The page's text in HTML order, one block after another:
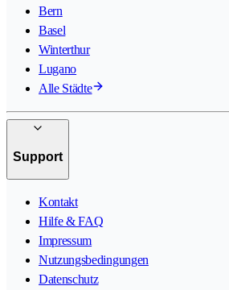
Bern
Basel
Winterthur
Lugano
Alle Städte
Support
Kontakt
Hilfe & FAQ
Impressum
Nutzungsbedingungen
Datenschutz